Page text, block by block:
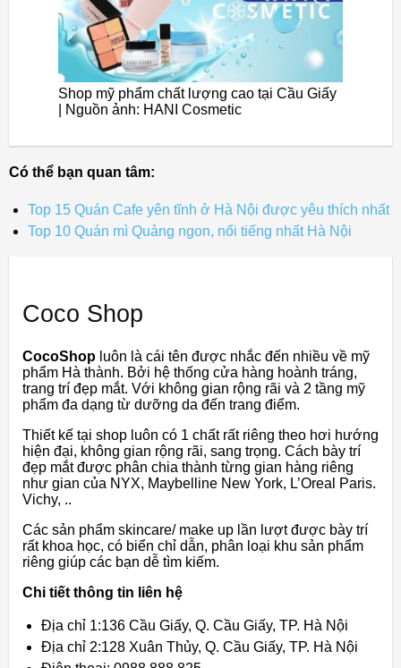
Shop mỹ phẩm chất lượng cao tại Cầu Giấy
| Nguồn ảnh: HANI Cosmetic
Có thể bạn quan tâm:
Top 15 Quán Cafe yên tĩnh ở Hà Nội được yêu thích nhất
Top 10 Quán mì Quảng ngon, nổi tiếng nhất Hà Nội
Coco Shop
CocoShop luôn là cái tên được nhắc đến nhiều về mỹ
phẩm Hà thành. Bởi hệ thống cửa hàng hoành tráng,
trang trí đẹp mắt. Với không gian rộng rãi và 2 tầng mỹ
phẩm đa dạng từ dưỡng da đến trang điểm.
Thiết kế tại shop luôn có 1 chất rất riêng theo hơi hướng
hiện đại, không gian rộng rãi, sang trọng. Cách bày trí
đẹp mắt được phân chia thành từng gian hàng riêng
như gian của NYX, Maybelline New York, L’Oreal Paris.
Vichy, ..
Các sản phẩm skincare/ make up lần lượt được bày trí
rất khoa học, có biển chỉ dẫn, phân loại khu sản phẩm
riêng giúp các bạn dễ tìm kiếm.
Chi tiết thông tin liên hệ
Địa chỉ 1:136 Cầu Giấy, Q. Cầu Giấy, TP. Hà Nội
Địa chỉ 2:128 Xuân Thủy, Q. Cầu Giấy, TP. Hà Nội